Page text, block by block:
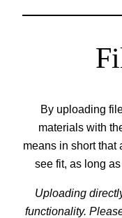
By uploading
materials with
means in short that
see fit, as long
Uploading
functionality.